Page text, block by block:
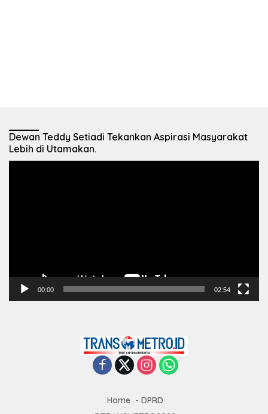
Dewan Teddy Setiadi Tekankan Aspirasi Masyarakat
Lebih di Utamakan.
00:00 02:54
Home
DPRD